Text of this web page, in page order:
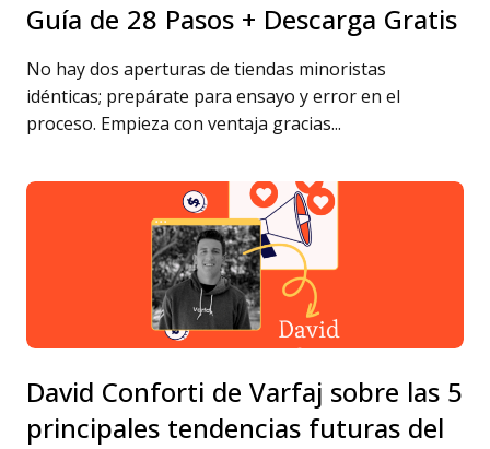
Guía de 28 Pasos + Descarga Gratis
No hay dos aperturas de tiendas minoristas
idénticas; prepárate para ensayo y error en el
proceso. Empieza con ventaja gracias...
David Conforti de Varfaj sobre las 5
principales tendencias futuras del